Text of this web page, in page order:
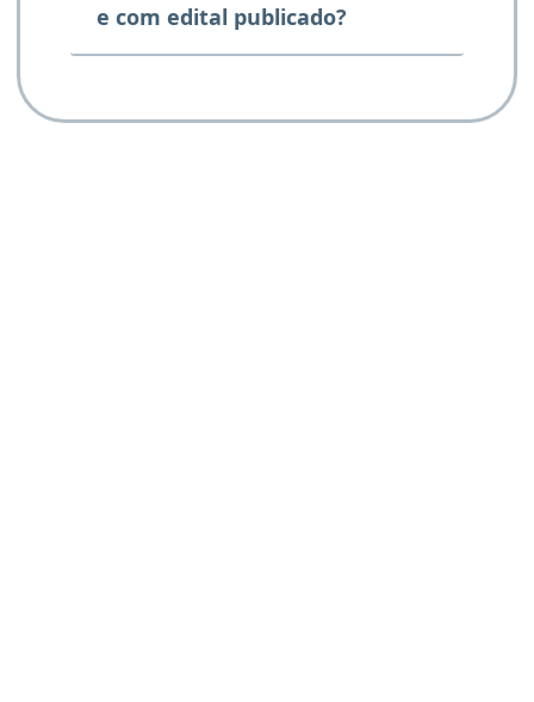
e com edital publicado?